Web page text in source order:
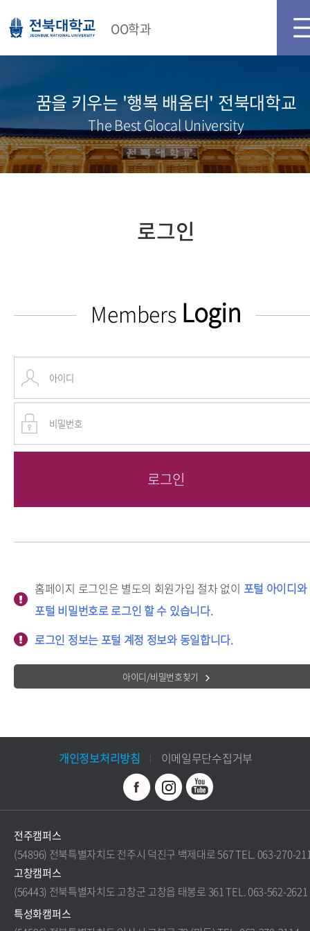
OO학과
꿈을 키우는 '행복 배움터' 전북대학교
The Best Glocal University
로그인
Members Login
홈페이지 로그인은 별도의 회원가입 절차 없이 포털 아이디와
포털 비밀번호로 로그인 할 수 있습니다.
로그인 정보는 포털 계정 정보와 동일합니다.
아이디/비밀번호찾기
개인정보처리방침 이메일무단수집거부
전주캠퍼스
(54896) 전북특별자치도 전주시 덕진구 백제대로 567 TEL. 063-270-
고창캠퍼스
(56443) 전북특별자치도 고창군 고창읍 태봉로 361 TEL. 063-562-2621
특성화캠퍼스